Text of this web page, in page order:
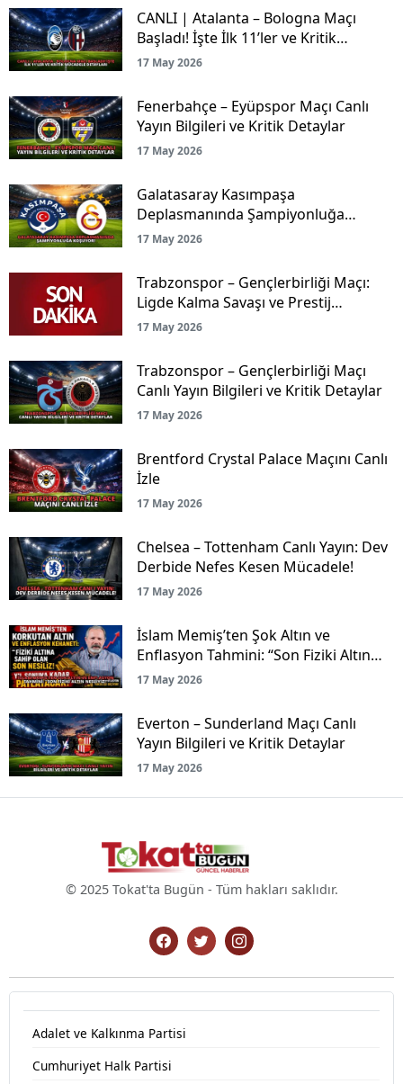
CANLI | Atalanta – Bologna Maçı
Başladı! İşte İlk 11’ler ve Kritik
Mücadele Detayları
17 May 2026
Fenerbahçe – Eyüpspor Maçı Canlı
Yayın Bilgileri ve Kritik Detaylar
17 May 2026
Galatasaray Kasımpaşa
Deplasmanında Şampiyonluğa
Koşuyor!
17 May 2026
Trabzonspor – Gençlerbirliği Maçı:
Ligde Kalma Savaşı ve Prestij
Mücadelesi Canlı Yayınla Ekranlarda!
17 May 2026
Trabzonspor – Gençlerbirliği Maçı
Canlı Yayın Bilgileri ve Kritik Detaylar
17 May 2026
Brentford Crystal Palace Maçını Canlı
İzle
17 May 2026
Chelsea – Tottenham Canlı Yayın: Dev
Derbide Nefes Kesen Mücadele!
17 May 2026
İslam Memiş’ten Şok Altın ve
Enflasyon Tahmini: “Son Fiziki Altın
Nesliyiz!”
17 May 2026
Everton – Sunderland Maçı Canlı
Yayın Bilgileri ve Kritik Detaylar
17 May 2026
© 2025 Tokat'ta Bugün - Tüm hakları saklıdır.
Adalet ve Kalkınma Partisi
Cumhuriyet Halk Partisi